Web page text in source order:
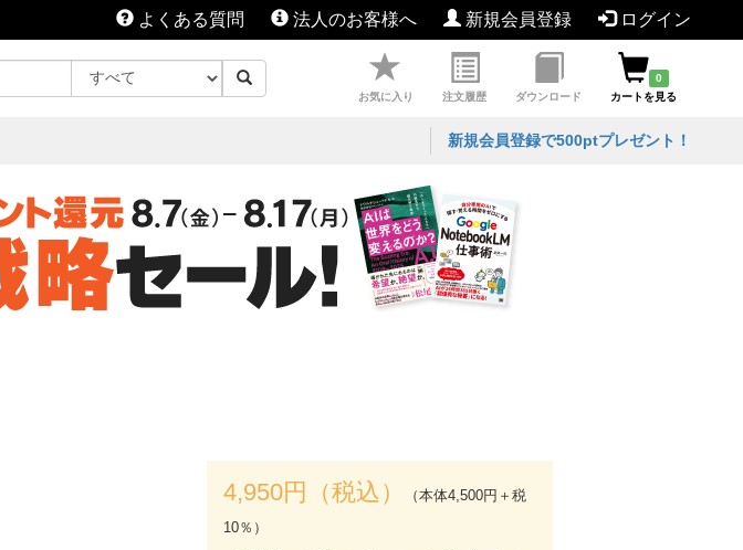
よくある質問 法人のお客様へ 新規会員登録 ログイン
お気に入り 注文履歴 ダウンロード
0
カートを見る
新規会員登録で500ptプレゼント！
4,950円（税込）
（本体4,500円＋税
10％）